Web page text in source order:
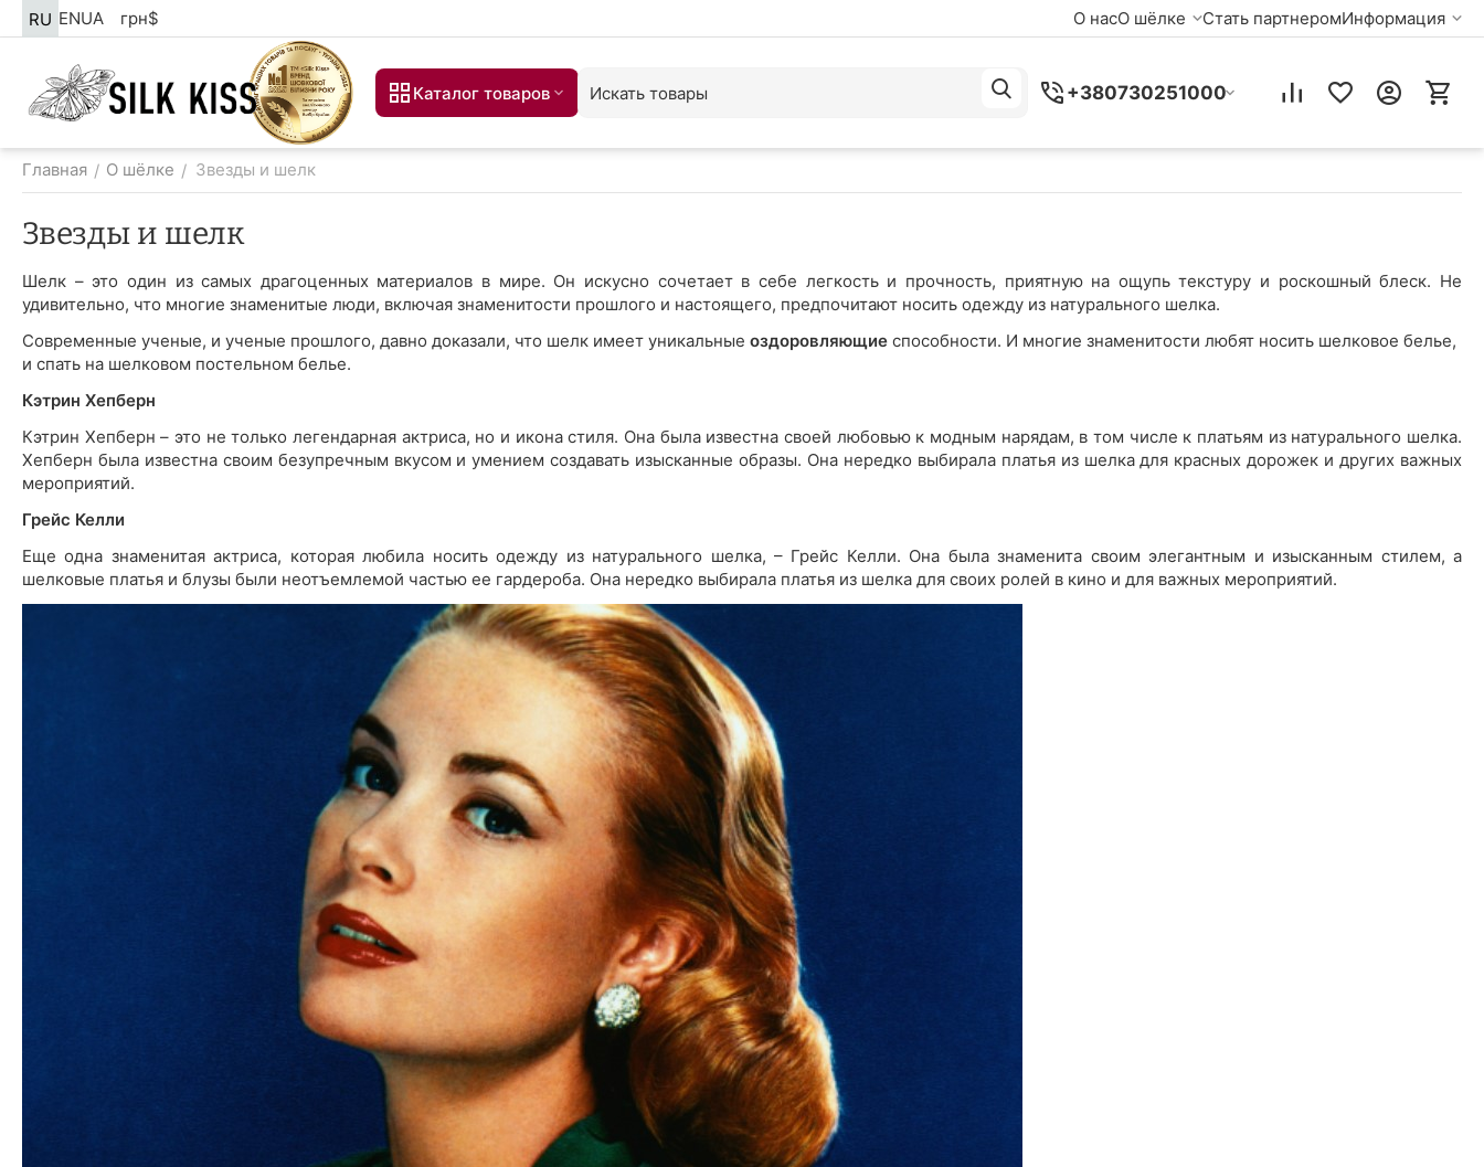
RU ENUA грн$ О насО шёлке Стать партнеромИнформация
Каталог товаров +380730251000
Главная / О шёлке / Звезды и шелк
Звезды и шелк
Шелк – это один из самых драгоценных материалов в мире. Он искусно сочетает в себе легкость и прочность, приятную на ощупь текстуру и роскошный блеск. Не
удивительно, что многие знаменитые люди, включая знаменитости прошлого и настоящего, предпочитают носить одежду из натурального шелка.
Современные ученые, и ученые прошлого, давно доказали, что шелк имеет уникальные оздоровляющие способности. И многие знаменитости любят носить шелковое белье,
и спать на шелковом постельном белье.
Кэтрин Хепберн
Кэтрин Хепберн – это не только легендарная актриса, но и икона стиля. Она была известна своей любовью к модным нарядам, в том числе к платьям из натурального шелка.
Хепберн была известна своим безупречным вкусом и умением создавать изысканные образы. Она нередко выбирала платья из шелка для красных дорожек и других важных
мероприятий.
Грейс Келли
Еще одна знаменитая актриса, которая любила носить одежду из натурального шелка, – Грейс Келли. Она была знаменита своим элегантным и изысканным стилем, а
шелковые платья и блузы были неотъемлемой частью ее гардероба. Она нередко выбирала платья из шелка для своих ролей в кино и для важных мероприятий.